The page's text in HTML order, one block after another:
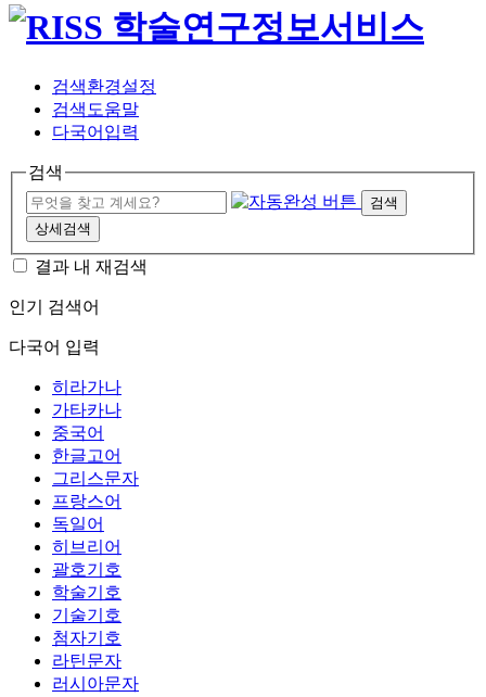
검색환경설정
검색도움말
다국어입력
검색
검색
상세검색
결과 내 재검색
인기 검색어
다국어 입력
히라가나
가타카나
중국어
한글고어
그리스문자
프랑스어
독일어
히브리어
괄호기호
학술기호
기술기호
첨자기호
라틴문자
러시아문자